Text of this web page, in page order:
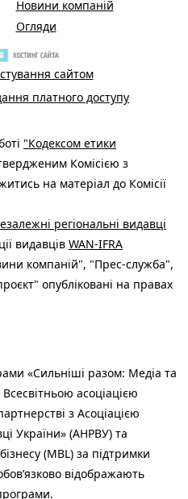
Новини компаній
Огляди
сайтом
платного доступу
"Кодексом етики
Комісією з
на матеріал до Комісії
регіональні видавці
видавців WAN-IFRA
компаній", "Прес-служба",
опубліковані на правах
«Сильніші разом: Медіа та
асоціацією
з Асоціацією
України» (АНРВУ) та
(MBL) за підтримки
відображають